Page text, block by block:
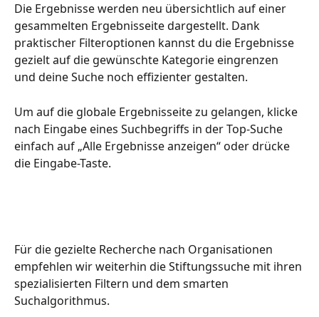
Die Ergebnisse werden neu übersichtlich auf einer
gesammelten Ergebnisseite dargestellt. Dank
praktischer Filteroptionen kannst du die Ergebnisse
gezielt auf die gewünschte Kategorie eingrenzen
und deine Suche noch effizienter gestalten.
Um auf die globale Ergebnisseite zu gelangen, klicke
nach Eingabe eines Suchbegriffs in der Top-Suche
einfach auf „Alle Ergebnisse anzeigen“ oder drücke
die Eingabe-Taste.
Für die gezielte Recherche nach Organisationen
empfehlen wir weiterhin die Stiftungssuche mit ihren
spezialisierten Filtern und dem smarten
Suchalgorithmus.